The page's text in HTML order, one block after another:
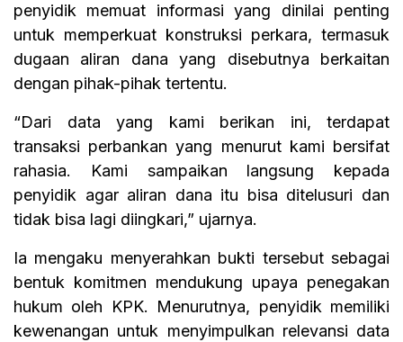
penyidik memuat informasi yang dinilai penting
untuk memperkuat konstruksi perkara, termasuk
dugaan aliran dana yang disebutnya berkaitan
dengan pihak-pihak tertentu.
“Dari data yang kami berikan ini, terdapat
transaksi perbankan yang menurut kami bersifat
rahasia. Kami sampaikan langsung kepada
penyidik agar aliran dana itu bisa ditelusuri dan
tidak bisa lagi diingkari,” ujarnya.
Ia mengaku menyerahkan bukti tersebut sebagai
bentuk komitmen mendukung upaya penegakan
hukum oleh KPK. Menurutnya, penyidik memiliki
kewenangan untuk menyimpulkan relevansi data